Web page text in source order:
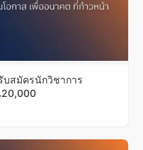
บสมัครนักวิชาการ
20,000